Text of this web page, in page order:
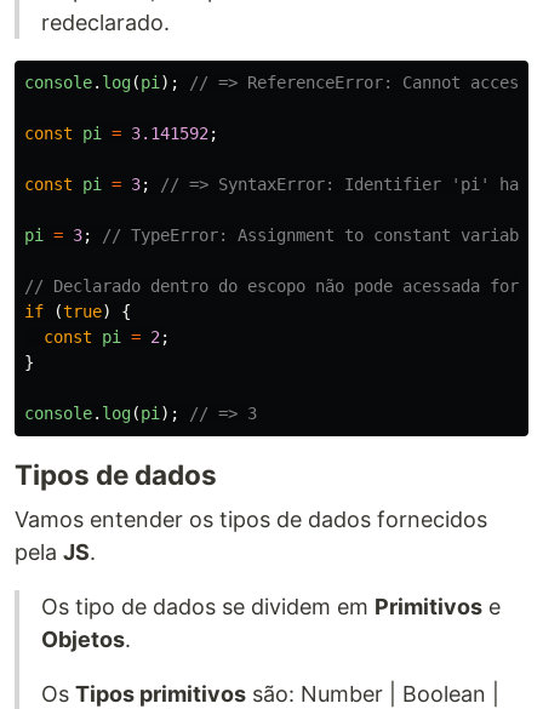
redeclarado.
console. log(pi); // => ReferenceError: Cannot
const pi = 3.141592;
const pi = 3; // => SyntaxError: Identifier 'pi' has
pi = 3; // TypeError: Assignment to constant
// Declarado dentro do escopo não pode acessada fora.
if
(true)
{
const
pi = 2;
}
console. log(pi); // => 3
Tipos de dados
Vamos entender os tipos de dados fornecidos
pela JS.
Os tipo de dados se dividem em Primitivos e
Objetos.
Os Tipos primitivos são: Number | Boolean |